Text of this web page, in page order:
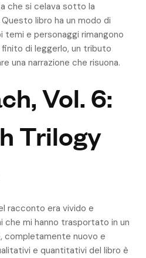
che si celava sotto la
libro ha un modo di
e personaggi rimangono
di leggerlo, un tributo
una narrazione che risuona.
Vol. 6:
Trilogy
racconto era vivido e
che mi hanno trasportato in un
completamente nuovo e
e quantitativi del libro è